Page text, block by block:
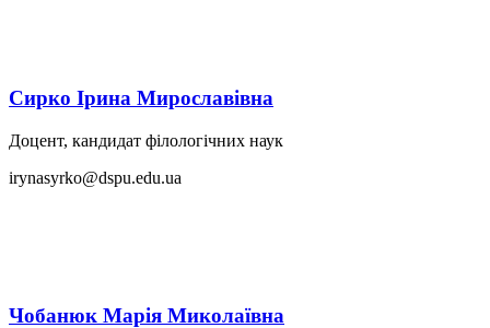
Сирко Ірина Мирославівна
Доцент, кандидат філологічних наук
irynasyrko@dspu.edu.ua
Чобанюк Марія Миколаївна